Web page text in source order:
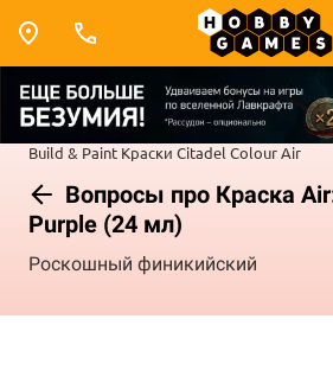
Build & Paint Краски Citadel ColourAir
Вопросы про Краска
Purple (24 мл)
Роскошный финикийский